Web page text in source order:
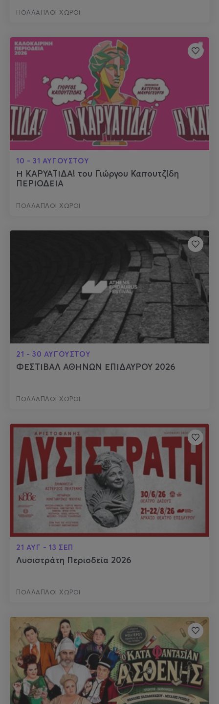
ΠΟΛΛΑΠΛΟΙ ΧΩΡΟΙ
10 - 31 ΑΥΓΟΥΣΤΟΥ
Η ΚΑΡΥΑΤΙΔΑ! του Γιώργου Καπουτζίδη
ΠΕΡΙΟΔΕΙΑ
ΠΟΛΛΑΠΛΟΙ ΧΩΡΟΙ
21 - 30 ΑΥΓΟΥΣΤΟΥ
ΦΕΣΤΙΒΑΛ ΑΘΗΝΩΝ ΕΠΙΔΑΥΡΟΥ 2026
ΠΟΛΛΑΠΛΟΙ ΧΩΡΟΙ
21 ΑΥΓ - 13 ΣΕΠ
Λυσιστράτη Περιοδεία 2026
ΠΟΛΛΑΠΛΟΙ ΧΩΡΟΙ